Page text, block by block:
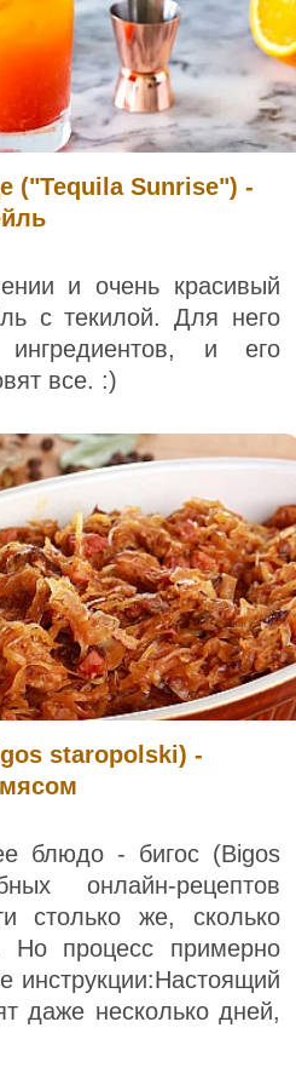
("Tequila Sunrise") -
и очень красивый
с текилой. Для него
и его
все. :)
staropolski) -
блюдо - бигос (Bigos
онлайн-рецептов
столько же, сколько
Но процесс примерно
инструкции:Настоящий
даже несколько дней,